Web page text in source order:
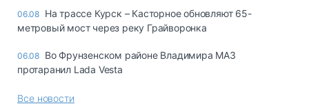
06.08 На трассе Курск – Касторное обновляют 65-
метровый мост через реку Грайворонка
06.08 Во Фрунзенском районе Владимира МАЗ
протаранил Lada Vesta
Все новости